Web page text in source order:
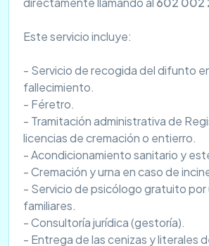
Este servicio incluye:
- Servicio de recogida del difunto
fallecimiento.
- Féretro.
- Tramitación administrativa de
licencias de cremación o entierro.
- Acondicionamiento sanitario y
- Cremación y urna en caso de
- Servicio de psicólogo gratuito por
familiares.
- Consultoría jurídica (gestoría).
- Entrega de las cenizas y literales